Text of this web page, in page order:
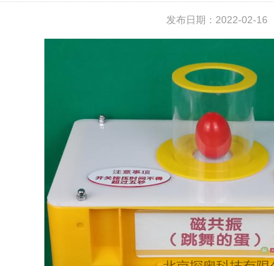
发布日期：2022-02-16